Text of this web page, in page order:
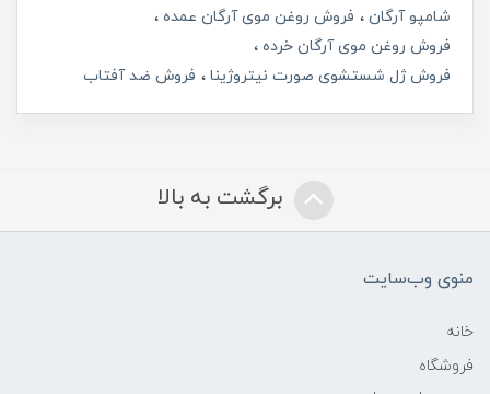
شامپو آرگان
فروش روغن موی آرگان عمده
فروش روغن موی آرگان خرده
فروش ژل شستشوی صورت نیتروژینا
فروش ضد آفتاب
برگشت به بالا
منوی وب‌سایت
خانه
فروشگاه